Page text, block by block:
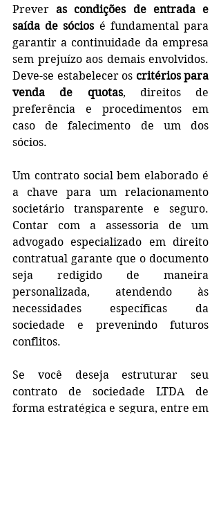
Prever as condições de entrada e
saída de sócios é fundamental para
garantir a continuidade da empresa
sem prejuízo aos demais envolvidos.
Deve-se estabelecer os critérios para
venda de quotas, direitos de
preferência e procedimentos em
caso de falecimento de um dos
sócios.
Um contrato social bem elaborado é
a chave para um relacionamento
societário transparente e seguro.
Contar com a assessoria de um
advogado especializado em direito
contratual garante que o documento
seja redigido de maneira
personalizada, atendendo às
necessidades específicas da
sociedade e prevenindo futuros
conflitos.
Se você deseja estruturar seu
contrato de sociedade LTDA de
forma estratégica e segura, entre em